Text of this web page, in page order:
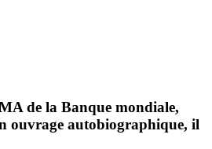
de la Banque mondiale,
ouvrage autobiographique, il